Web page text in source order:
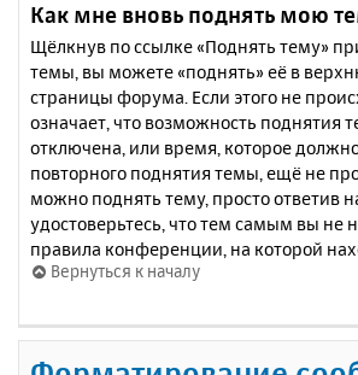
Как мне вновь поднять мою
Щёлкнув по ссылке «Поднять тему»
темы, вы можете «поднять» её в
страницы форума. Если этого не
означает, что возможность поднятия
отключена, или время, которое
повторного поднятия темы, ещё не
можно поднять тему, просто ответив
удостоверьтесь, что тем самым вы не
правила конференции, на которой
Вернуться к началу